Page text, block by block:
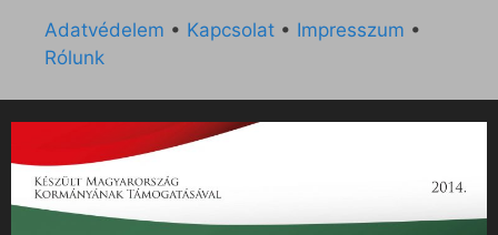
Adatvédelem • Kapcsolat • Impresszum •
Rólunk